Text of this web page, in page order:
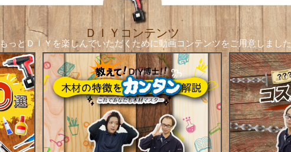
ＤＩＹコンテンツ
っとＤＩＹを楽しんでいただくために動画コンテンツをご用意しました